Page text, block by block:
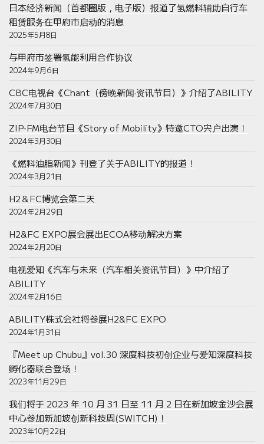
日本经济新闻（首都圈版，电子版）报道了氢燃料辅助自行车
租赁服务在甲府市启动的消息
2025年5月8日
与甲府市签署氢能利用合作协议
2024年9月6日
CBC电视台《Chant（傍晚新闻·资讯节目）》介绍了ABILITY
2024年7月30日
ZIP-FM电台节目《Story of Mobility》特邀CTO宍户出演！
2024年3月30日
《燃料油脂新闻》刊登了关于ABILITY的报道！
2024年3月21日
H2＆FC博览会第二天
2024年2月29日
H2&FC EXPO展会展出ECOA移动解决方案
2024年2月20日
电视爱知《汽车与未来（汽车相关资讯节目）》中介绍了
ABILITY
2024年2月16日
ABILITY株式会社将参展H2&FC EXPO
2024年1月31日
『Meet up Chubu』vol.30 深度科技初创企业与爱知深度科技
孵化器联合登场！
2023年11月29日
我们将于 2023 年 10 月 31 日至 11 月 2 日在新加坡金沙会展
中心参加新加坡创新科技周(SWITCH)！
2023年10月22日